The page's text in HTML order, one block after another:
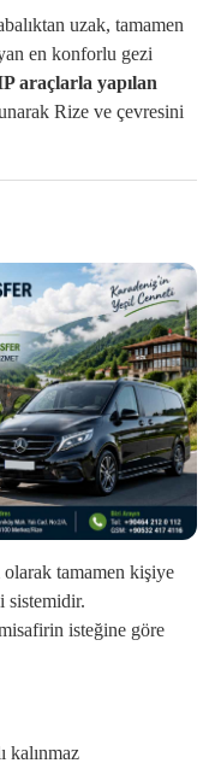
uzak, tamamen
en konforlu gezi
araçlarla yapılan
Rize ve çevresini
tamamen kişiye
sistemidir.
isteğine göre
kalınmaz